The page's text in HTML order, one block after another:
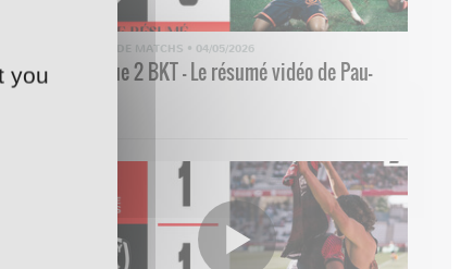
RÉSUMÉ DE MATCHS • 04/05/2026
33 Ligue 2 BKT - Le résumé vidéo de Pau-
you